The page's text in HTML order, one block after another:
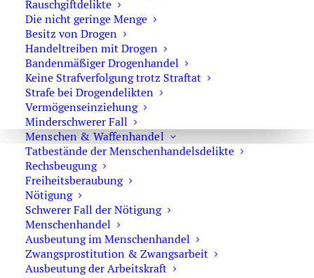
Rauschgiftdelikte
Die nicht geringe Menge
Besitz von Drogen
Handeltreiben mit Drogen
Bandenmäßiger Drogenhandel
Keine Strafverfolgung trotz Straftat
Strafe bei Drogendelikten
Vermögenseinziehung
Minderschwerer Fall
Menschen & Waffenhandel
Tatbestände der Menschenhandelsdelikte
Rechsbeugung
Freiheitsberaubung
Nötigung
Schwerer Fall der Nötigung
Menschenhandel
Ausbeutung im Menschenhandel
Zwangsprostitution & Zwangsarbeit
Ausbeutung der Arbeitskraft
Praxisfälle in der Revision im Strafrecht
Strafverteidiger-Notruf (z. B. bei
Festnahme oder
Hausdurchsuchungen):
0171 65 43 669
Sie erreichen die Anwaltskanzlei an den
Wochentagen über das Sekretariat.
Die Sekretärinnen sind zur Verschwiegenheit
verpflichtet. Erforderliche Erstinformationen